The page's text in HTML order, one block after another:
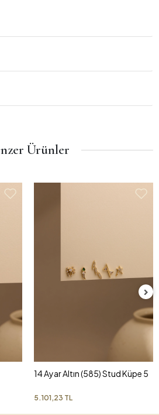
Ürünler
14 Ayar Altın (585) Stud Küpe 5
5.101,23 TL